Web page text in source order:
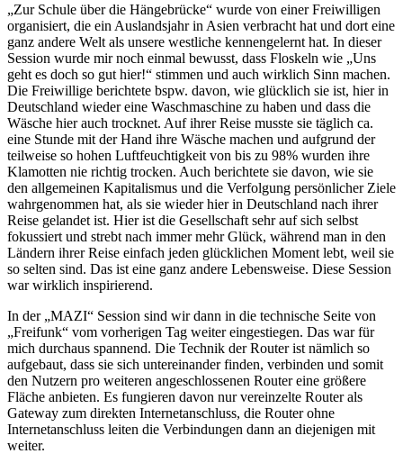
„Zur Schule über die Hängebrücke“ wurde von einer Freiwilligen
organisiert, die ein Auslandsjahr in Asien verbracht hat und dort eine
ganz andere Welt als unsere westliche kennengelernt hat. In dieser
Session wurde mir noch einmal bewusst, dass Floskeln wie „Uns
geht es doch so gut hier!“ stimmen und auch wirklich Sinn machen.
Die Freiwillige berichtete bspw. davon, wie glücklich sie ist, hier in
Deutschland wieder eine Waschmaschine zu haben und dass die
Wäsche hier auch trocknet. Auf ihrer Reise musste sie täglich ca.
eine Stunde mit der Hand ihre Wäsche machen und aufgrund der
teilweise so hohen Luftfeuchtigkeit von bis zu 98% wurden ihre
Klamotten nie richtig trocken. Auch berichtete sie davon, wie sie
den allgemeinen Kapitalismus und die Verfolgung persönlicher Ziele
wahrgenommen hat, als sie wieder hier in Deutschland nach ihrer
Reise gelandet ist. Hier ist die Gesellschaft sehr auf sich selbst
fokussiert und strebt nach immer mehr Glück, während man in den
Ländern ihrer Reise einfach jeden glücklichen Moment lebt, weil sie
so selten sind. Das ist eine ganz andere Lebensweise. Diese Session
war wirklich inspirierend.
In der „MAZI“ Session sind wir dann in die technische Seite von
„Freifunk“ vom vorherigen Tag weiter eingestiegen. Das war für
mich durchaus spannend. Die Technik der Router ist nämlich so
aufgebaut, dass sie sich untereinander finden, verbinden und somit
den Nutzern pro weiteren angeschlossenen Router eine größere
Fläche anbieten. Es fungieren davon nur vereinzelte Router als
Gateway zum direkten Internetanschluss, die Router ohne
Internetanschluss leiten die Verbindungen dann an diejenigen mit
weiter.